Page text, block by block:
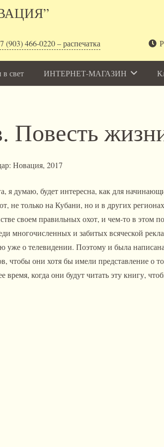
(903) 466-0220 – распечатка
свет ИНТЕРНЕТ-МАГАЗИН
Новация, 2017
я думаю, будет интересна, как для
не только на Кубани, но и в других
своем правильных охот, и чем-то в этом
многочисленных и забитых всяческой
уже о телевидении. Поэтому и была
чтобы они хотя бы имели представление о
время, когда они будут читать эту книгу,